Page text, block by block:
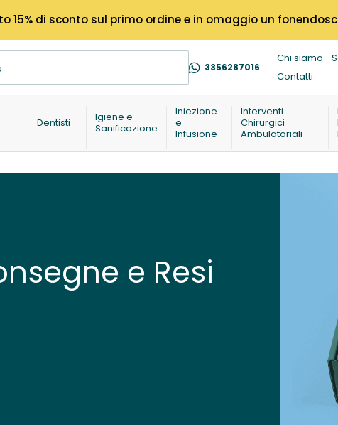
15% di sconto sul primo ordine e in omaggio un
3356287016
Chi siamo
Contatti
Dentisti
Igiene e
Sanificazione
Iniezione
e
Infusione
Interventi
Chirurgici
Ambulatoriali
e Resi